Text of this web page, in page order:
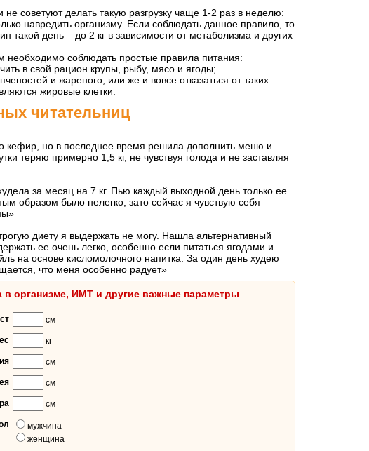
советуют делать такую разгрузку чаще 1-2 раз в неделю:
навредить организму. Если соблюдать данное правило, то
такой день – до 2 кг в зависимости от метаболизма и других
необходимо соблюдать простые правила питания:
в свой рацион крупы, рыбу, мясо и ягоды;
и жареного, или же и вовсе отказаться от таких
жировые клетки.
читательниц
кефир, но в последнее время решила дополнить меню и
теряю примерно 1,5 кг, не чувствуя голода и не заставляя
за месяц на 7 кг. Пью каждый выходной день только ее.
образом было нелегко, зато сейчас я чувствую себя
диету я выдержать не могу. Нашла альтернативный
ее очень легко, особенно если питаться ягодами и
на основе кисломолочного напитка. За один день худею
что меня особенно радует»
в организме, ИМТ и другие важные параметры
см
кг
см
см
см
мужчина
женщина